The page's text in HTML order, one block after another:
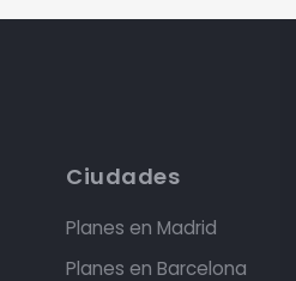
Ciudades
Planes en Madrid
Planes en Barcelona